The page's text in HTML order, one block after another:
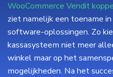
WooCommerce Vendit
ziet namelijk een toename
software-oplossingen. Zo
kassasysteem niet meer
winkel maar op het
mogelijkheden. Na het